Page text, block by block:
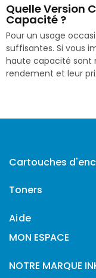
Quelle Version
Capacité ?
Pour un usage
suffisantes. Si vous
haute capacité sont
rendement et leur
Cartouches
Toners
Aide
MON ESPACE
NOTRE MARQUE